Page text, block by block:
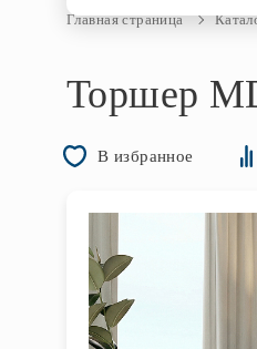
Главная страница
Торшер
В избранное